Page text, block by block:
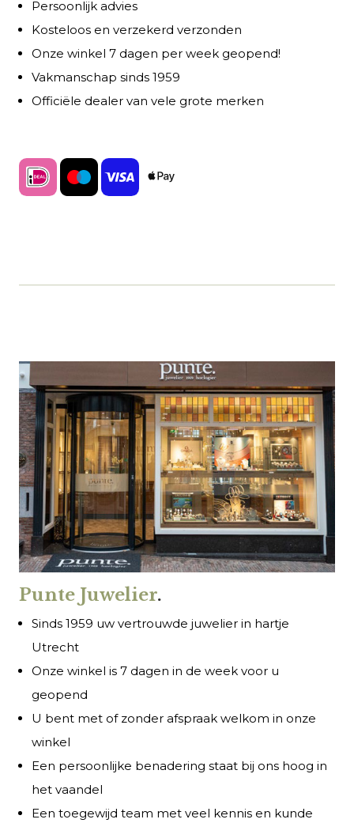
Persoonlijk advies
Kosteloos en verzekerd verzonden
Onze winkel 7 dagen per week geopend!
Vakmanschap sinds 1959
Officiële dealer van vele grote merken
Punte Juwelier.
Sinds 1959 uw vertrouwde juwelier in hartje
Utrecht
Onze winkel is 7 dagen in de week voor u
geopend
U bent met of zonder afspraak welkom in onze
winkel
Een persoonlijke benadering staat bij ons hoog in
het vaandel
Een toegewijd team met veel kennis en kunde